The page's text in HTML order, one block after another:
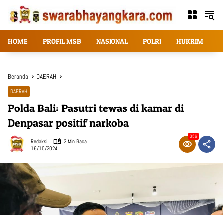
Langsung
konten
HOME PROFIL MSB NASIONAL POLRI HUKRIM
Beranda DAERAH
DAERAH
Polda Bali: Pasutri tewas di kamar di
Denpasar positif narkoba
Redaksi
2 Min Baca
16/10/2024
356